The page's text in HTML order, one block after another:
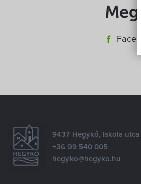
9437 Hegykő, Iskola utca
+36 99 540 005
hegyko@hegyko.hu